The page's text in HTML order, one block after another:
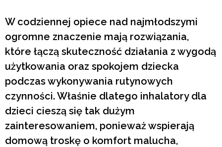
W codziennej opiece nad najmłodszymi
ogromne znaczenie mają rozwiązania,
które łączą skuteczność działania z wygodą
użytkowania oraz spokojem dziecka
podczas wykonywania rutynowych
czynności. Właśnie dlatego inhalatory dla
dzieci cieszą się tak dużym
zainteresowaniem, ponieważ wspierają
domową troskę o komfort malucha,